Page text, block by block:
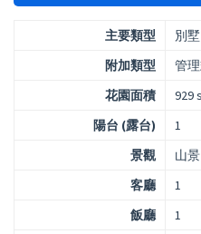
主要類型
別墅
附加類型
管
花園面積
929
陽台 (露台)
1
景觀
山景
客廳
1
飯廳
1